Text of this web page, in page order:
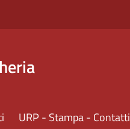
URP - Stampa - Contatti